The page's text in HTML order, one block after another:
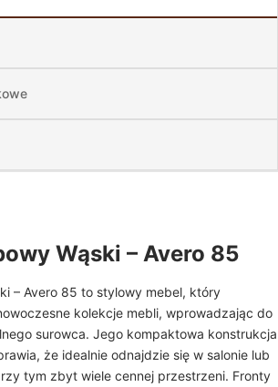
Wąski – Avero 85
– Avero 85 to stylowy mebel, który
kolekcje mebli, wprowadzając do
surowca. Jego kompaktowa konstrukcja
że idealnie odnajdzie się w salonie lub
tym zbyt wiele cennej przestrzeni. Fronty